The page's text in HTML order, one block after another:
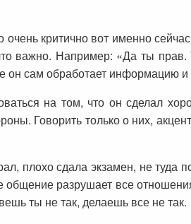
критично вот именно
важно. Например: «Да ты прав.
он сам обработает информацию и
на том, что он сделал
Говорить только о них,
плохо сдала экзамен, не туда
разрушает все
ты не так, делаешь все не так.